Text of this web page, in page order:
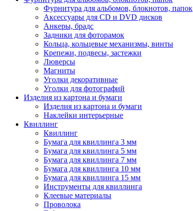
Фурнитура для альбомов, блокнотов, папок
Аксессуары для CD и DVD дисков
Анкеры, брадс
Задники для фоторамок
Кольца, кольцевые механизмы, винты
Крепежи, подвесы, застежки
Люверсы
Магниты
Уголки декоративные
Уголки для фотографий
Изделия из картона и бумаги
Изделия из картона и бумаги
Наклейки интерьерные
Квиллинг
Квиллинг
Бумага для квиллинга 3 мм
Бумага для квиллинга 5 мм
Бумага для квиллинга 7 мм
Бумага для квиллинга 10 мм
Бумага для квиллинга 15 мм
Инструменты для квиллинга
Клеевые материалы
Проволока